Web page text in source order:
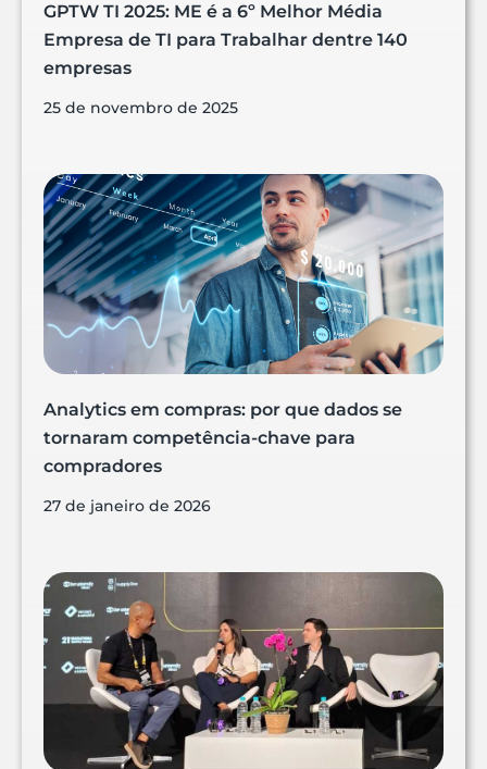
GPTW TI 2025: ME é a 6º Melhor Média
Empresa de TI para Trabalhar dentre 140
empresas
25 de novembro de 2025
Analytics em compras: por que dados se
tornaram competência-chave para
compradores
27 de janeiro de 2026